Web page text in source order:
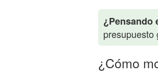
¿Pensando
presupuesto
¿Cómo